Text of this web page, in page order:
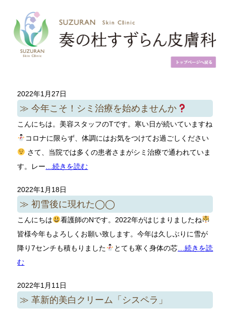
2022年1月27日
今年こそ！シミ治療を始めませんか
こんにちは。美容スタッフのTです。寒い日が続いていますね
コロナに限らず、体調にはお気をつけてお過ごしください
さて、当院では多くの患者さまがシミ治療で通われていま
す。レー …続きを読む
2022年1月18日
初雪後に現れた◯◯
こんにちは
看護師のNです。2022年がはじまりましたね
皆様今年もよろしくお願い致します。今年は久しぶりに雪が
降り7センチも積もりました
とても寒く身体の芯 …続きを読
む
2022年1月11日
革新的美白クリーム「シスペラ」